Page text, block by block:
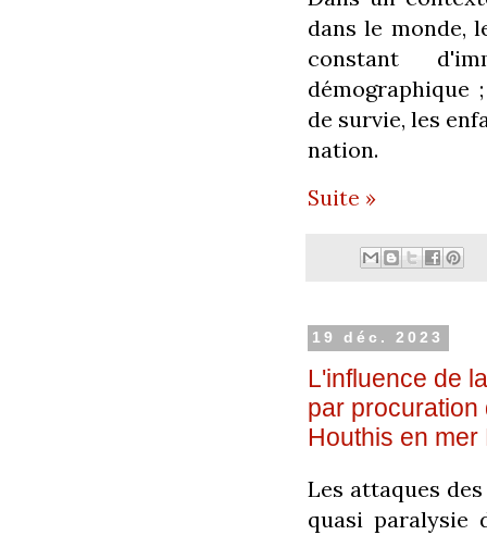
dans le monde,
constant
démographique
de survie, les
nation.
Suite »
19 déc. 2023
L'influence de
par procuration
Houthis en
Les attaques
quasi paralysie